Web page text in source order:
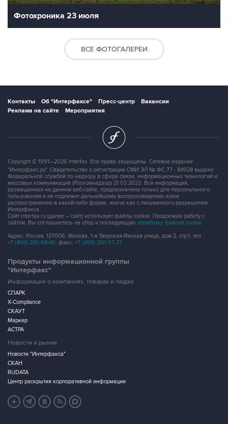
Фотохроника 23 июля
ВСЕ ФОТОГАЛЕРЕИ
Контакты Об "Интерфаксе" Пресс-центр
Вакансии
Реклама на сайте
Мероприятия
Copyright © 1991—2026 Interfax. Все права защищены. Сетевое издание
"Интерфакс.ру". Свидетельство о регистрации СМИ ЭЛ № ФС 77 - 84928 выдано
Федеральной службой по надзору в сфере связи, информационных технологий и
массовых коммуникаций (Роскомнадзор) 21.03.2023. Вся информация,
размещенная на данном веб-сайте, предназначена только для персонального
пользования и не подлежит дальнейшему воспроизведению и/или
распространению в какой-либо форме, иначе как с письменного разрешения
Интерфакса.
Сайт Interfax.ru (далее – сайт) использует файлы cookie. Продолжая работу с
сайтом, Вы соглашаетесь на сбор и последующую обработку файлов cookie.
Адрес: Россия, 127006, Москва, 1-я Тверская-Ямская улица, дом 2, стр.1, тел.:
+7 (499) 250-98-40, факс: +7 (499) 250-97-27
Продукты информационной группы
"Интерфакс"
Информация о компаниях, товарах и людях
СПАРК
X-Compliance
СКАУТ
Маркер
АСТРА
Новости и рынки
Новости "Интерфакса"
СКАН
RUDATA
Центр раскрытия корпоративной информации